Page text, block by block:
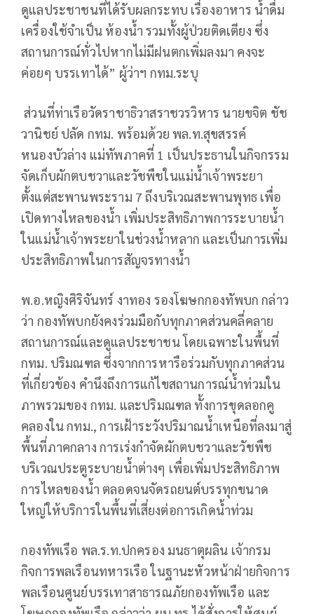
ดูแลประชาชนที่ได้รับผลกระทบ เรื่องอาหาร น้ำดื่ม
เครื่องใช้จำเป็น ห้องน้ำ รวมทั้งผู้ป่วยติดเตียง ซึ่ง
สถานการณ์ทั่วไปหากไม่มีฝนตกเพิ่มลงมา คงจะ
ค่อยๆ บรรเทาได้” ผู้ว่าฯ กทม.ระบุ
ส่วนที่ท่าเรือวัดราชาธิวาสราชวรวิหาร นายขจิต ชัช
วานิชย์ ปลัด กทม. พร้อมด้วย พล.ท.สุขสรรค์
หนองบัวล่าง แม่ทัพภาคที่ 1 เป็นประธานในกิจกรรม
จัดเก็บผักตบชวาและวัชพืชในแม่น้ำเจ้าพระยา
ตั้งแต่สะพานพระราม 7 ถึงบริเวณสะพานพุทธ เพื่อ
เปิดทางไหลของน้ำ เพิ่มประสิทธิภาพการระบายน้ำ
ในแม่น้ำเจ้าพระยาในช่วงน้ำหลาก และเป็นการเพิ่ม
ประสิทธิภาพในการสัญจรทางน้ำ
พ.อ.หญิงศิริจันทร์ งาทอง รองโฆษกกองทัพบก กล่าว
ว่า กองทัพบกยังคงร่วมมือกับทุกภาคส่วนคลี่คลาย
สถานการณ์และดูแลประชาชน โดยเฉพาะในพื้นที่
กทม. ปริมณฑล ซึ่งจากการหารือร่วมกับทุกภาคส่วน
ที่เกี่ยวข้อง คำนึงถึงการแก้ไขสถานการณ์น้ำท่วมใน
ภาพรวมของ กทม. และปริมณฑล ทั้งการขุดลอกคู
คลองใน กทม., การเฝ้าระวังปริมาณน้ำเหนือที่ลงมาสู่
พื้นที่ภาคกลาง การเร่งกำจัดผักตบชวาและวัชพืช
บริเวณประตูระบายน้ำต่างๆ เพื่อเพิ่มประสิทธิภาพ
การไหลของน้ำ ตลอดจนจัดรถยนต์บรรทุกขนาด
ใหญ่ให้บริการในพื้นที่เสี่ยงต่อการเกิดน้ำท่วม
กองทัพเรือ พล.ร.ท.ปกครอง มนธาตุผลิน เจ้ากรม
กิจการพลเรือนทหารเรือ ในฐานะหัวหน้าฝ่ายกิจการ
พลเรือนศูนย์บรรเทาสาธารณภัยกองทัพเรือ และ